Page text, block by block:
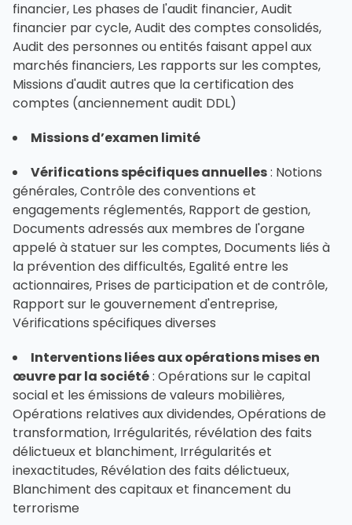
financier, Les phases de l'audit financier, Audit
financier par cycle, Audit des comptes consolidés,
Audit des personnes ou entités faisant appel aux
marchés financiers, Les rapports sur les comptes,
Missions d'audit autres que la certification des
comptes (anciennement audit DDL)
Missions d’examen limité
Vérifications spécifiques annuelles: Notions
générales, Contrôle des conventions et
engagements réglementés, Rapport de gestion,
Documents adressés aux membres de l'organe
appelé à statuer sur les comptes, Documents liés à
la prévention des difficultés, Egalité entre les
actionnaires, Prises de participation et de contrôle,
Rapport sur le gouvernement d'entreprise,
Vérifications spécifiques diverses
Interventions liées aux opérations mises en
œuvre par la société: Opérations sur le capital
social et les émissions de valeurs mobilières,
Opérations relatives aux dividendes, Opérations de
transformation, Irrégularités, révélation des faits
délictueux et blanchiment, Irrégularités et
inexactitudes, Révélation des faits délictueux,
Blanchiment des capitaux et financement du
terrorisme